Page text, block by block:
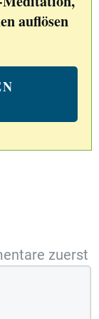
auflösen
zuerst